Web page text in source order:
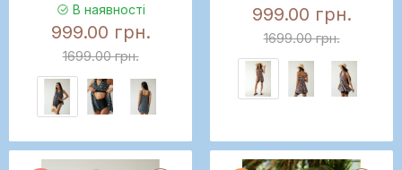
В наявності
999.00 грн.
1699.00 грн.
999.00 грн.
1699.00 грн.